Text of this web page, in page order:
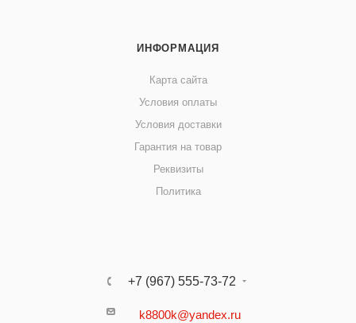
ИНФОРМАЦИЯ
Карта сайта
Условия оплаты
Условия доставки
Гарантия на товар
Реквизиты
Политика
+7 (967) 555-73-72
k8800k@yandex.ru